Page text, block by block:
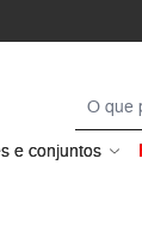
e conjuntos